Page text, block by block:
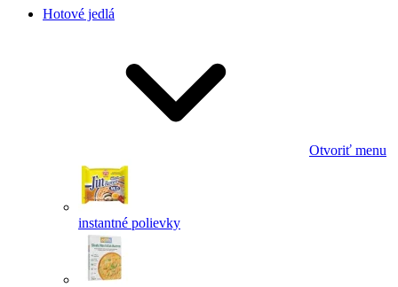
Hotové jedlá
Otvoriť menu
instantné polievky